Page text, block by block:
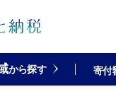
から探す 寄付